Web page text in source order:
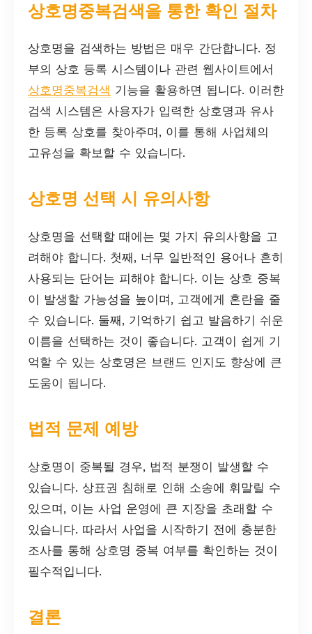
상호명중복검색을 통한 확인 절차
상호명을 검색하는 방법은 매우 간단합니다. 정
부의 상호 등록 시스템이나 관련 웹사이트에서
상호명중복검색 기능을 활용하면 됩니다. 이러한
검색 시스템은 사용자가 입력한 상호명과 유사
한 등록 상호를 찾아주며, 이를 통해 사업체의
고유성을 확보할 수 있습니다.
상호명 선택 시 유의사항
상호명을 선택할 때에는 몇 가지 유의사항을 고
려해야 합니다. 첫째, 너무 일반적인 용어나 흔히
사용되는 단어는 피해야 합니다. 이는 상호 중복
이 발생할 가능성을 높이며, 고객에게 혼란을 줄
수 있습니다. 둘째, 기억하기 쉽고 발음하기 쉬운
이름을 선택하는 것이 좋습니다. 고객이 쉽게 기
억할 수 있는 상호명은 브랜드 인지도 향상에 큰
도움이 됩니다.
법적 문제 예방
상호명이 중복될 경우, 법적 분쟁이 발생할 수
있습니다. 상표권 침해로 인해 소송에 휘말릴 수
있으며, 이는 사업 운영에 큰 지장을 초래할 수
있습니다. 따라서 사업을 시작하기 전에 충분한
조사를 통해 상호명 중복 여부를 확인하는 것이
필수적입니다.
결론